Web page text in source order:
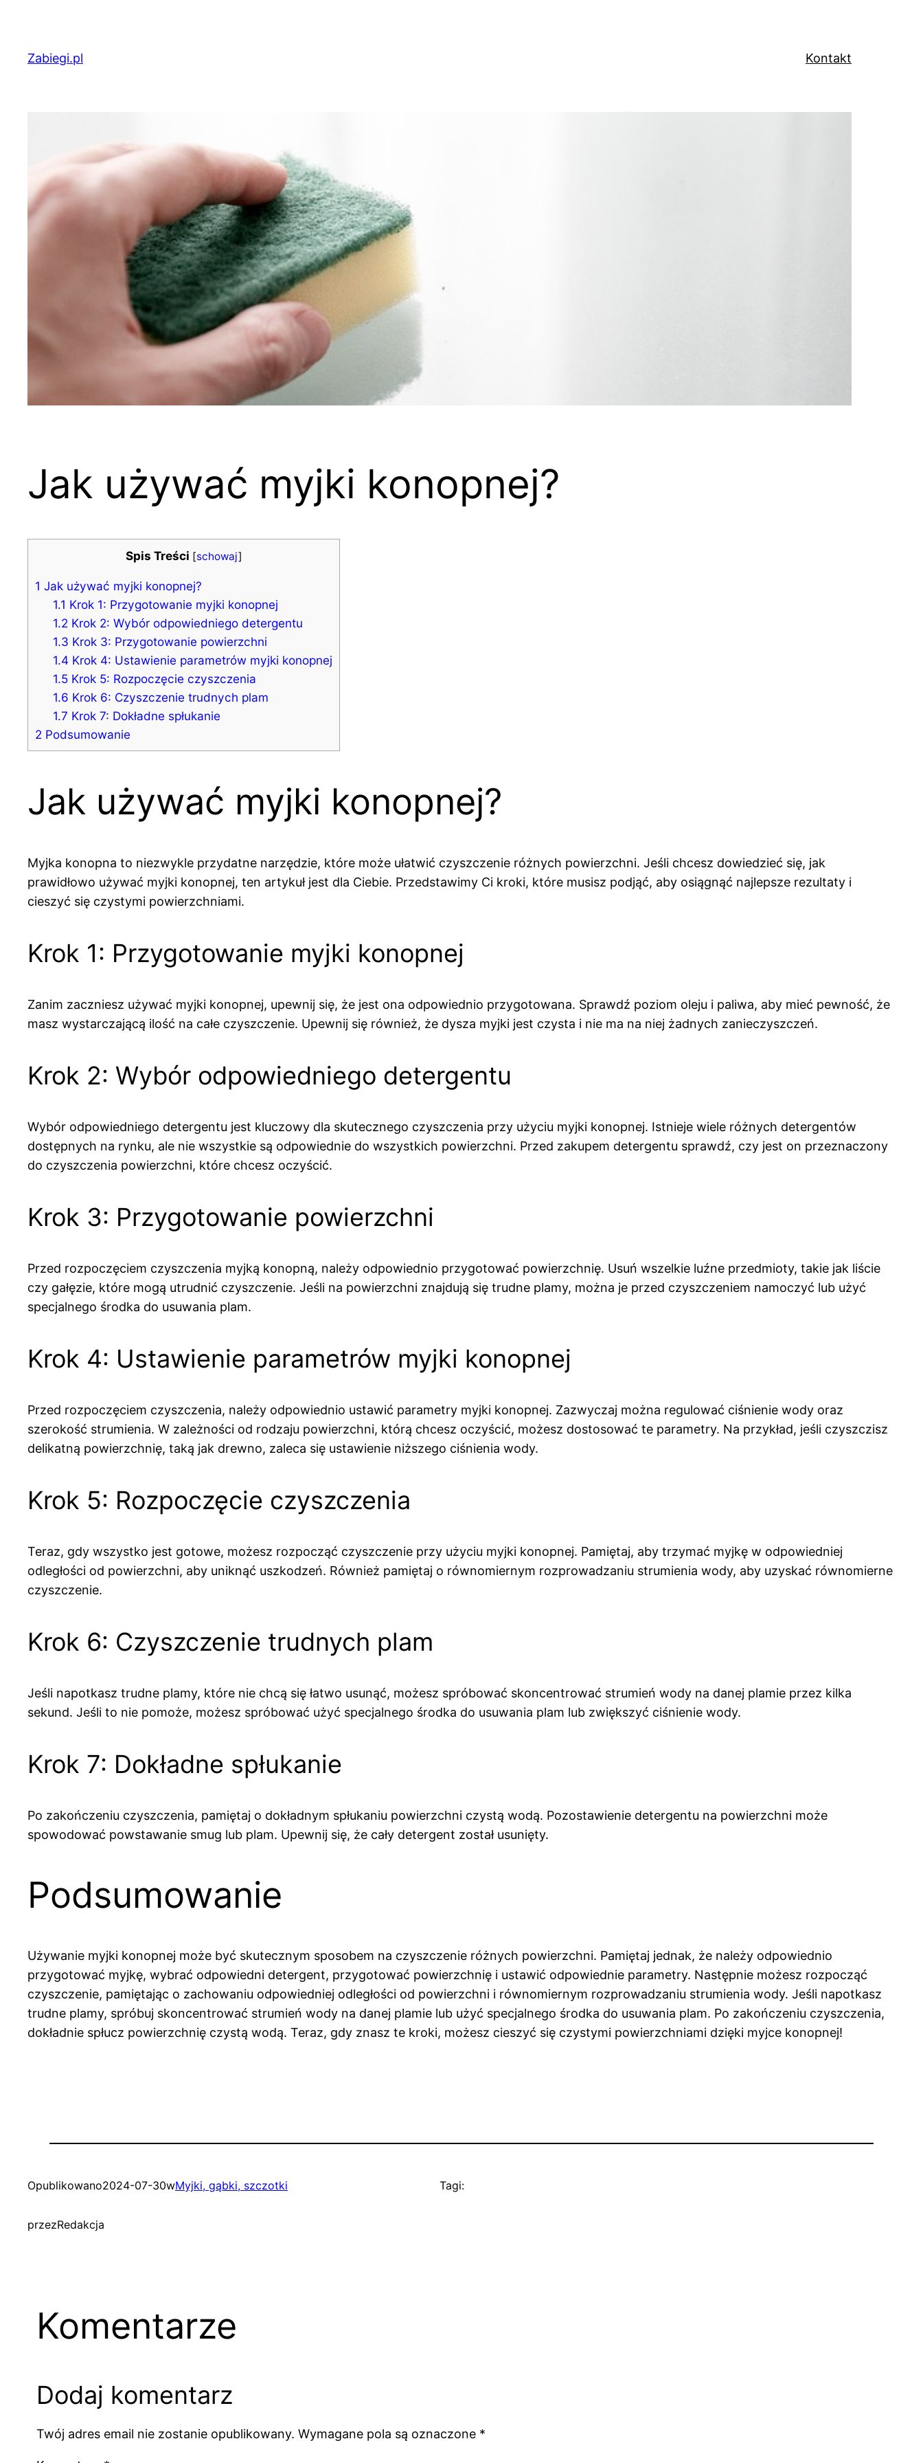
treściZabiegi.pl Kontakt
Jak używać myjki konopnej?
Spis Treści [schowaj]
1 Jak używać myjki konopnej?
1.1 Krok 1: Przygotowanie myjki konopnej
1.2Krok 2: Wybór odpowiedniego detergentu
1.3 Krok 3: Przygotowanie powierzchni
1.4 Krok 4: Ustawienie parametrów myjki konopnej
1.5Krok 5: Rozpoczęcie czyszczenia
1.6 Krok 6: Czyszczenie trudnych plam
1.7 Krok 7: Dokładne spłukanie
2 Podsumowanie
Jak używać myjki konopnej?
Myjka konopna to niezwykle przydatne narzędzie, które może ułatwić czyszczenie różnych powierzchni. Jeśli chcesz dowiedzieć się, jak
prawidłowo używać myjki konopnej, ten artykuł jest dla Ciebie. Przedstawimy Ci kroki, które musisz podjąć, aby osiągnąć najlepsze rezultaty i
cieszyć się czystymi powierzchniami.
Krok 1: Przygotowanie myjki konopnej
Zanim zaczniesz używać myjki konopnej, upewnij się, że jest ona odpowiednio przygotowana. Sprawdź poziom oleju i paliwa, aby mieć pewność, że
masz wystarczającą ilość na całe czyszczenie. Upewnij się również, że dysza myjki jest czysta i nie ma na niej żadnych zanieczyszczeń.
Krok 2: Wybór odpowiedniego detergentu
Wybór odpowiedniego detergentu jest kluczowy dla skutecznego czyszczenia przy użyciu myjki konopnej. Istnieje wiele różnych detergentów
dostępnych na rynku, ale nie wszystkie są odpowiednie do wszystkich powierzchni. Przed zakupem detergentu sprawdź, czy jest on przeznaczony
do czyszczenia powierzchni, które chcesz oczyścić.
Krok 3: Przygotowanie powierzchni
Przed rozpoczęciem czyszczenia myjką konopną, należy odpowiednio przygotować powierzchnię. Usuń wszelkie luźne przedmioty, takie jak liście
czy gałęzie, które mogą utrudnić czyszczenie. Jeśli na powierzchni znajdują się trudne plamy, można je przed czyszczeniem namoczyć lub użyć
specjalnego środka do usuwania plam.
Krok 4: Ustawienie parametrów myjki konopnej
Przed rozpoczęciem czyszczenia, należy odpowiednio ustawić parametry myjki konopnej. Zazwyczaj można regulować ciśnienie wody oraz
szerokość strumienia. W zależności od rodzaju powierzchni, którą chcesz oczyścić, możesz dostosować te parametry. Na przykład, jeśli czyszczisz
delikatną powierzchnię, taką jak drewno, zaleca się ustawienie niższego ciśnienia wody.
Krok 5: Rozpoczęcie czyszczenia
Teraz, gdy wszystko jest gotowe, możesz rozpocząć czyszczenie przy użyciu myjki konopnej. Pamiętaj, aby trzymać myjkę w odpowiedniej
odległości od powierzchni, aby uniknąć uszkodzeń. Również pamiętaj o równomiernym rozprowadzaniu strumienia wody, aby uzyskać równomierne
czyszczenie.
Krok 6: Czyszczenie trudnych plam
Jeśli napotkasz trudne plamy, które nie chcą się łatwo usunąć, możesz spróbować skoncentrować strumień wody na danej plamie przez kilka
sekund. Jeśli to nie pomoże, możesz spróbować użyć specjalnego środka do usuwania plam lub zwiększyć ciśnienie wody.
Krok 7: Dokładne spłukanie
Po zakończeniu czyszczenia, pamiętaj o dokładnym spłukaniu powierzchni czystą wodą. Pozostawienie detergentu na powierzchni może
spowodować powstawanie smug lub plam. Upewnij się, że cały detergent został usunięty.
Podsumowanie
Używanie myjki konopnej może być skutecznym sposobem na czyszczenie różnych powierzchni. Pamiętaj jednak, że należy odpowiednio
przygotować myjkę, wybrać odpowiedni detergent, przygotować powierzchnię i ustawić odpowiednie parametry. Następnie możesz rozpocząć
czyszczenie, pamiętając o zachowaniu odpowiedniej odległości od powierzchni i równomiernym rozprowadzaniu strumienia wody. Jeśli napotkasz
trudne plamy, spróbuj skoncentrować strumień wody na danej plamie lub użyć specjalnego środka do usuwania plam. Po zakończeniu czyszczenia,
dokładnie spłucz powierzchnię czystą wodą. Teraz, gdy znasz te kroki, możesz cieszyć się czystymi powierzchniami dzięki myjce konopnej!
Opublikowano2024-07-30wMyjki, gąbki, szczotki
przezRedakcja
Tagi:
Komentarze
Dodaj komentarz
Twój adres email nie zostanie opublikowany. Wymagane pola są oznaczone *